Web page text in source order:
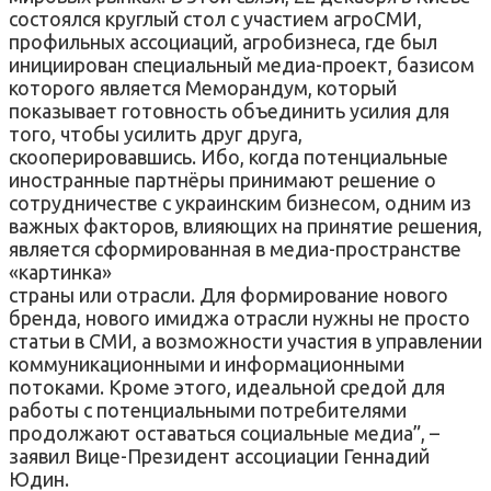
состоялся круглый стол с участием агроСМИ,
профильных ассоциаций, агробизнеса, где был
инициирован специальный медиа-проект, базисом
которого является Меморандум, который
показывает готовность объединить усилия для
того, чтобы усилить друг друга,
скооперировавшись. Ибо, когда потенциальные
иностранные партнёры принимают решение о
сотрудничестве с украинским бизнесом, одним из
важных факторов, влияющих на принятие решения,
является сформированная в медиа-пространстве
«картинка»
страны или отрасли. Для формирование нового
бренда, нового имиджа отрасли нужны не просто
статьи в СМИ, а возможности участия в управлении
коммуникационными и информационными
потоками. Кроме этого, идеальной средой для
работы с потенциальными потребителями
продолжают оставаться социальные медиа”, –
заявил Вице-Президент ассоциации Геннадий
Юдин.